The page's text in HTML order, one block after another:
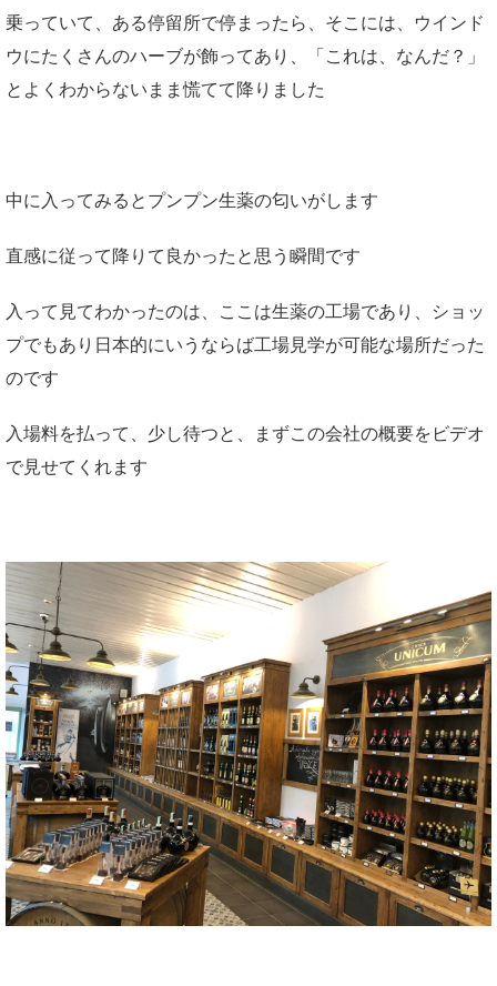
乗っていて、ある停留所で停まったら、そこには、ウインド
ウにたくさんのハーブが飾ってあり、「これは、なんだ？」
とよくわからないまま慌てて降りました
中に入ってみるとプンプン生薬の匂いがします
直感に従って降りて良かったと思う瞬間です
入って見てわかったのは、ここは生薬の工場であり、ショッ
プでもあり日本的にいうならば工場見学が可能な場所だった
のです
入場料を払って、少し待つと、まずこの会社の概要をビデオ
で見せてくれます